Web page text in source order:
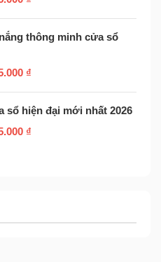
thông minh cửa sổ
₫
sổ hiện đại mới nhất 2026
₫